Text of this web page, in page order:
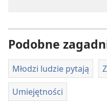
Podobne
Młodzi ludzie pytają
Umiejętności